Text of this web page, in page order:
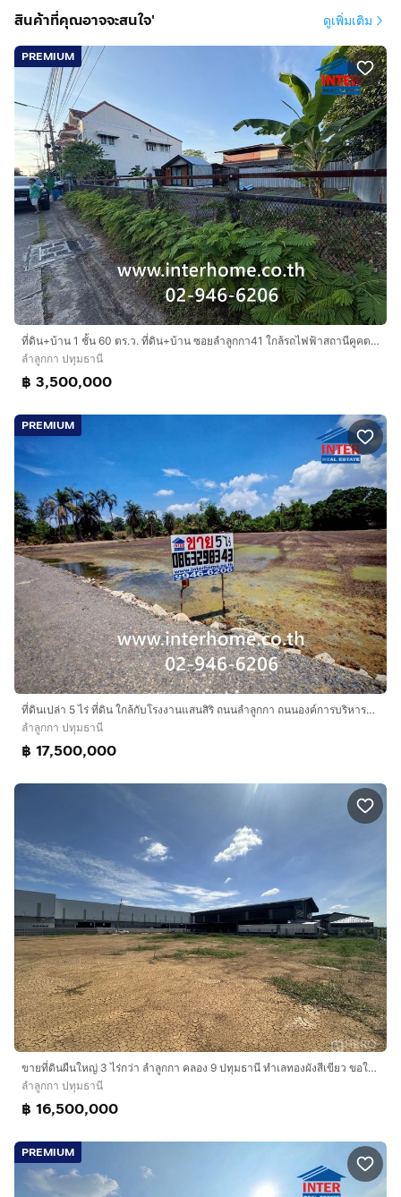
ศักยภาพในการพัฒนา
ด้วยขนาดพื้นที่ 159 ตารางวา พร้อมหน้ากว้างถึง 23 เมตร
และทำเลที่ใกล้ถนนใหญ่ ทำให้ที่ดินแปลงนี้เหมาะอย่างยิ่ง
สำหรับการพัฒนาโครงการที่ต้องการความคล่องตัวในการ
เดินทาง:
- คลังสินค้า หรือคลังจัดเก็บสินค้าขนาดเล็ก (Small
Warehouse / Storage Facility)
- โรงเวิร์กชอป หรืออู่ซ่อมบำรุง (Mini Workshop)
- อาคารสำนักงาน หรือโฮมออฟฟิศ (Home Office) ที่
ต้องการทำเลติดต่อสะดวก
- บ้านพักอาศัยส่วนตัว (Private Residence) สำหรับผู้ที่ชอบ
ทำเลใกล้สิ่งอำนวยความสะดวก
- การซื้อเพื่อถือครองลงทุนระยะยาว (Land Investment) ใน
ย่านปริมณฑลที่มีการขยายตัวของรถไฟฟ้าและชุมชนอย่าง
ต่อเนื่อง
สินค้าที่คุณอาจจะสนใจ' ดูเพิ่มเติม
PREMIUM
ที่ดิน+บ้าน 1 ชั้น 60 ตร.ว. ที่ดิน+บ้าน ซอยลำลูกกา41 ใกล้รถไฟฟ้าสถานีคูคต ถนนลำลูกกา ลำลูกกา ปทุมธานี
ลำลูกกา ปทุมธานี
฿ 3,500,000
PREMIUM
ที่ดินเปล่า 5 ไร่ ที่ดิน ใกล้กับโรงงานแสนสิริ ถนนลำลูกกา ถนนองค์การบริหารส่วนจังหวัดปทุมธานี2006 ถนนลำลูกกา ลำลูกกา ปทุมธานี
ลำลูกกา ปทุมธานี
฿ 17,500,000
ขายที่ดินผืนใหญ่ 3 ไร่กว่า ลำลูกกา คลอง 9 ปทุมธานี ทำเลทองผังสีเขียว ขอใบอนุญาต รง.4 ได้ HRE00951
ลำลูกกา ปทุมธานี
฿ 16,500,000
PREMIUM